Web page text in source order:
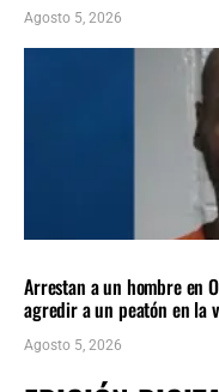
Agosto 5, 2026
Arrestan a un hombre en
agredir a un peatón en la
Agosto 5, 2026